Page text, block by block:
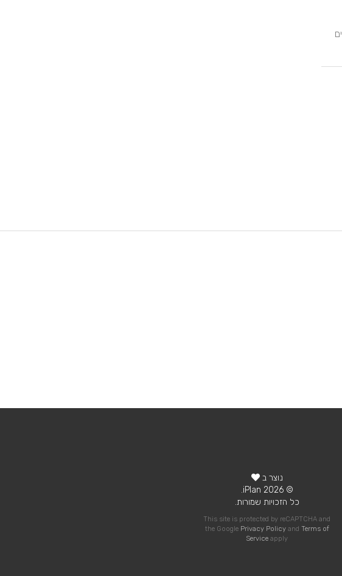
נוצר ב
© 2026 iPlan.
כל הזכויות שמורות.
This site is protected by reCAPTCHA and
the Google Privacy Policyand Terms of
Service apply